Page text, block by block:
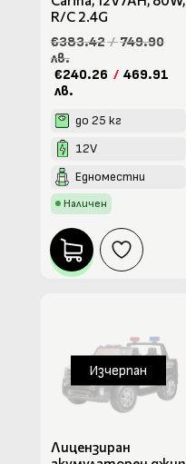
R/C 2.4G
€383.42/749.90
лв.
€240.26 / 469.91
лв.
до 25 кг
12V
Едноместни
Наличен
Изчерпан
Лицензиран